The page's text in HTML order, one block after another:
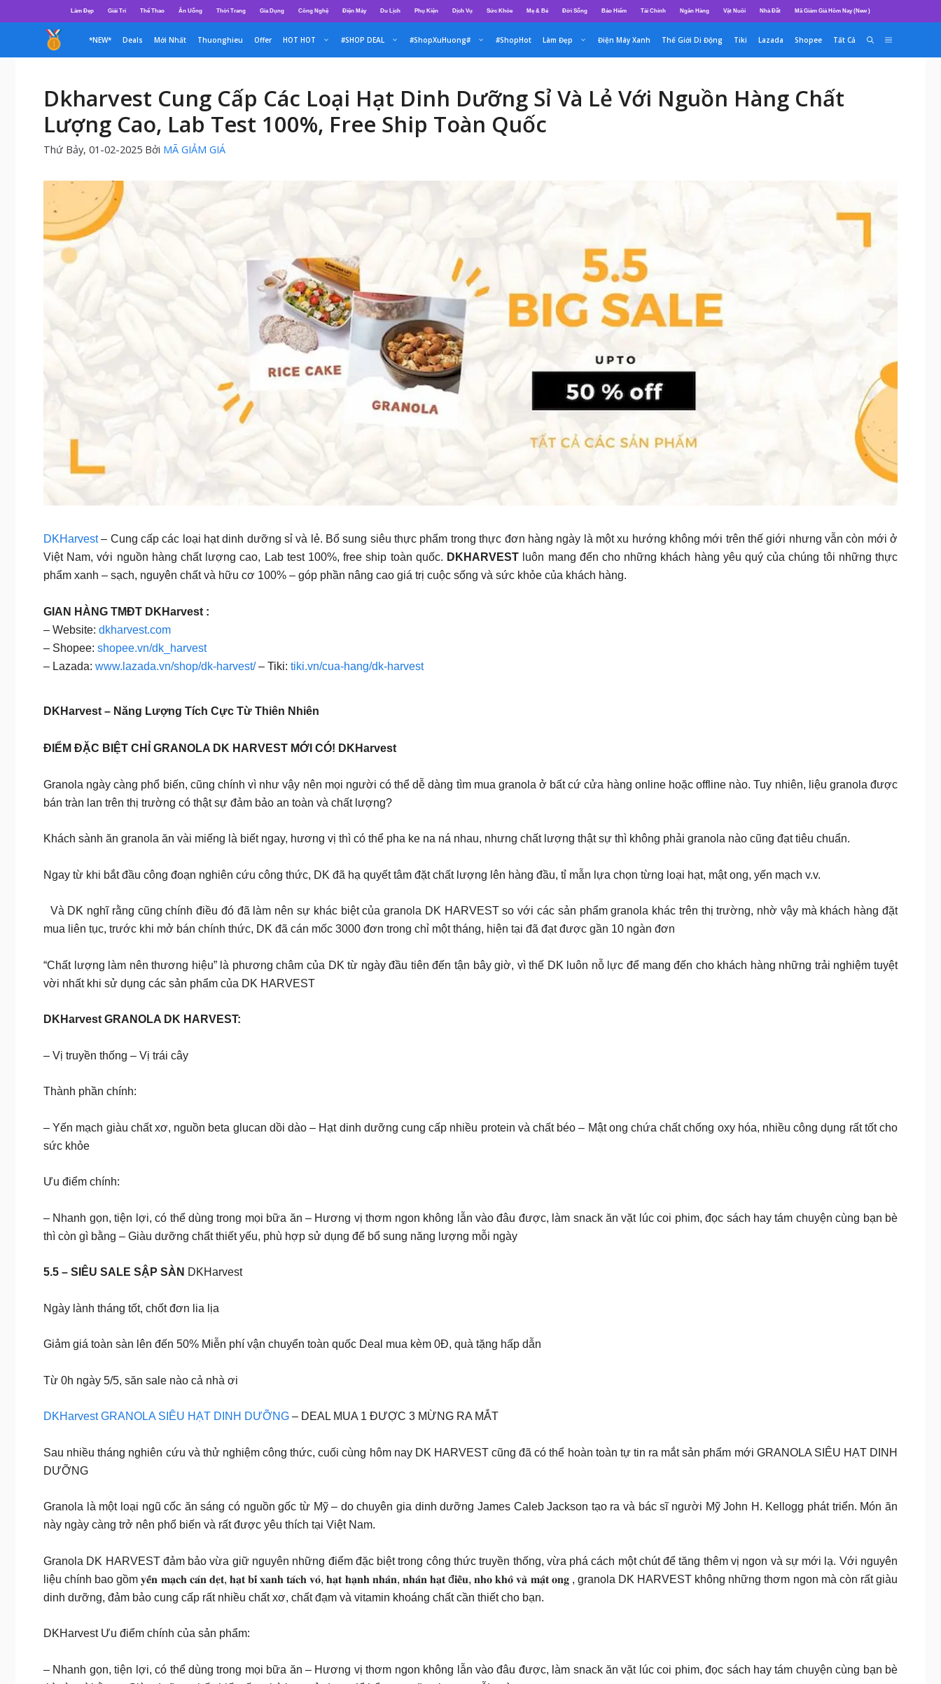
đến
dung
Làm Đẹp Giải Trí Thể Thao Ăn Uống Thời Trang Gia Dụng Công Nghệ Điện Máy Du Lịch Phụ Kiện Dịch Vụ Sức Khỏe Mẹ & Bé Đời Sống Bảo Hiểm Tài Chính Ngân Hàng Vật Nuôi Nhà Đất Mã Giảm Giá Hôm Nay (New )
*NEW* Deals Mới Nhất Thuonghieu Offer HOT HOT #SHOP DEAL #ShopXuHuong# #ShopHot Làm Đẹp Điện Máy Xanh Thế Giới Di Động Tiki Lazada Shopee Tất Cả
Dkharvest Cung Cấp Các Loại Hạt Dinh Dưỡng Sỉ Và Lẻ Với Nguồn Hàng Chất
Lượng Cao, Lab Test 100%, Free Ship Toàn Quốc
Thứ Bảy, 01-02-2025 Bởi MÃ GIẢM GIÁ
DKHarvest– Cung cấp các loại hạt dinh dưỡng sỉ và lẻ. Bổ sung siêu thực phẩm trong thực đơn hàng ngày là một xu hướng không mới trên thế giới nhưng vẫn còn mới ở
Việt Nam, với nguồn hàng chất lượng cao, Lab test 100%, free ship toàn quốc. DKHARVEST luôn mang đến cho những khách hàng yêu quý của chúng tôi những thực
phẩm xanh – sạch, nguyên chất và hữu cơ 100% – góp phần nâng cao giá trị cuộc sống và sức khỏe của khách hàng.
GIAN HÀNG TMĐT DKHarvest :
– Website: dkharvest.com
– Shopee: shopee.vn/dk_harvest
– Lazada: www.lazada.vn/shop/dk-harvest/– Tiki: tiki.vn/cua-hang/dk-harvest
DKHarvest – Năng Lượng Tích Cực Từ Thiên Nhiên
ĐIỂM ĐẶC BIỆT CHỈ GRANOLA DK HARVEST MỚI CÓ! DKHarvest
Granola ngày càng phổ biến, cũng chính vì như vậy nên mọi người có thể dễ dàng tìm mua granola ở bất cứ cửa hàng online hoặc offline nào. Tuy nhiên, liệu granola được
bán tràn lan trên thị trường có thật sự đảm bảo an toàn và chất lượng?
Khách sành ăn granola ăn vài miếng là biết ngay, hương vị thì có thể pha ke na ná nhau, nhưng chất lượng thật sự thì không phải granola nào cũng đạt tiêu chuẩn.
Ngay từ khi bắt đầu công đoạn nghiên cứu công thức, DK đã hạ quyết tâm đặt chất lượng lên hàng đầu, tỉ mẫn lựa chọn từng loại hạt, mật ong, yến mạch v.v.
Và DK nghĩ rằng cũng chính điều đó đã làm nên sự khác biệt của granola DK HARVEST so với các sản phẩm granola khác trên thị trường, nhờ vậy mà khách hàng đặt
mua liên tục, trước khi mở bán chính thức, DK đã cán mốc 3000 đơn trong chỉ một tháng, hiện tại đã đạt được gần 10 ngàn đơn
“Chất lượng làm nên thương hiệu” là phương châm của DK từ ngày đầu tiên đến tận bây giờ, vì thế DK luôn nỗ lực để mang đến cho khách hàng những trải nghiệm tuyệt
vời nhất khi sử dụng các sản phẩm của DK HARVEST
DKHarvest GRANOLA DK HARVEST:
– Vị truyền thống – Vị trái cây
Thành phần chính:
– Yến mạch giàu chất xơ, nguồn beta glucan dồi dào – Hạt dinh dưỡng cung cấp nhiều protein và chất béo – Mật ong chứa chất chống oxy hóa, nhiều công dụng rất tốt cho
sức khỏe
Ưu điểm chính:
– Nhanh gọn, tiện lợi, có thể dùng trong mọi bữa ăn – Hương vị thơm ngon không lẫn vào đâu được, làm snack ăn vặt lúc coi phim, đọc sách hay tám chuyện cùng bạn bè
thì còn gì bằng – Giàu dưỡng chất thiết yếu, phù hợp sử dụng để bổ sung năng lượng mỗi ngày
5.5 – SIÊU SALE SẬP SÀN DKHarvest
Ngày lành tháng tốt, chốt đơn lia lịa
Giảm giá toàn sàn lên đến 50% Miễn phí vận chuyển toàn quốc Deal mua kèm 0Đ, quà tặng hấp dẫn
Từ 0h ngày 5/5, săn sale nào cả nhà ơi
DKHarvest GRANOLA SIÊU HẠT DINH DƯỠNG – DEAL MUA 1 ĐƯỢC 3 MỪNG RA MẮT
Sau nhiều tháng nghiên cứu và thử nghiệm công thức, cuối cùng hôm nay DK HARVEST cũng đã có thể hoàn toàn tự tin ra mắt sản phẩm mới GRANOLA SIÊU HẠT DINH
DƯỠNG
Granola là một loại ngũ cốc ăn sáng có nguồn gốc từ Mỹ – do chuyên gia dinh dưỡng James Caleb Jackson tạo ra và bác sĩ người Mỹ John H. Kellogg phát triển. Món ăn
này ngày càng trở nên phổ biến và rất được yêu thích tại Việt Nam.
Granola DK HARVEST đảm bảo vừa giữ nguyên những điểm đặc biệt trong công thức truyền thống, vừa phá cách một chút để tăng thêm vị ngon và sự mới lạ. Với nguyên
liệu chính bao gồm 𝐲𝐞̂́𝐧 𝐦𝐚̣𝐜𝐡 𝐜𝐚́𝐧 𝐝𝐞̣𝐭, 𝐡𝐚̣𝐭 𝐛𝐢́ 𝐱𝐚𝐧𝐡 𝐭𝐚́𝐜𝐡 𝐯𝐨̉, 𝐡𝐚̣𝐭 𝐡𝐚̣𝐧𝐡 𝐧𝐡𝐚̂𝐧, 𝐧𝐡𝐚̂𝐧 𝐡𝐚̣𝐭 đ𝐢𝐞̂̀𝐮, 𝐧𝐡𝐨 𝐤𝐡𝐨̂ 𝐯𝐚̀ 𝐦𝐚̣̂𝐭 𝐨𝐧𝐠 , granola DK HARVEST không những thơm ngon mà còn rất giàu
dinh dưỡng, đảm bảo cung cấp rất nhiều chất xơ, chất đạm và vitamin khoáng chất cần thiết cho bạn.
DKHarvest Ưu điểm chính của sản phẩm:
– Nhanh gọn, tiện lợi, có thể dùng trong mọi bữa ăn – Hương vị thơm ngon không lẫn vào đâu được, làm snack ăn vặt lúc coi phim, đọc sách hay tám chuyện cùng bạn bè